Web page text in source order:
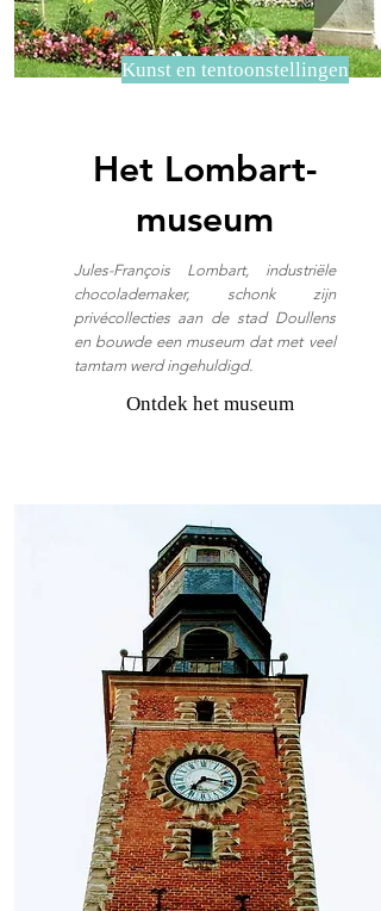
Kunst en tentoonstellingen
Het Lombart-
museum
Jules-François Lombart, industriële
chocolademaker, schonk zijn
privécollecties aan de stad Doullens
en bouwde een museum dat met veel
tamtam werd ingehuldigd.
Ontdek het museum